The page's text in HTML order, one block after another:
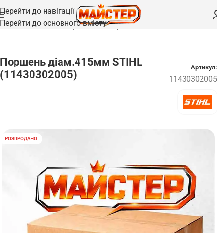
Перейти до навігації
Перейти до основного вмісту
Головна /Запчастини/Поршні та циліндри
Поршень діам.415мм STIHL
(11430302005)
Артикул:
11430302005
РОЗПРОДАНО